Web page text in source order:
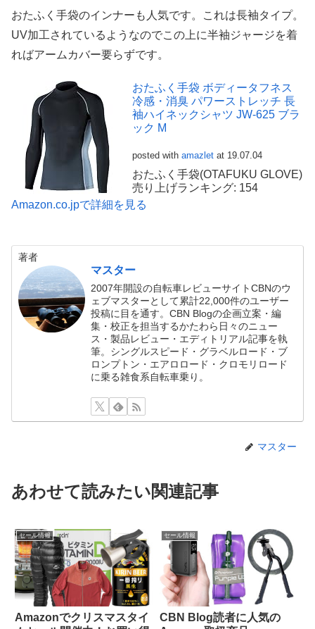
おたふく手袋のインナーも人気です。これは長袖タイプ。
UV加工されているようなのでこの上に半袖ジャージを着
ればアームカバー要らずです。
おたふく手袋 ボディータフネス
冷感・消臭 パワーストレッチ 長
袖ハイネックシャツ JW-625 ブラ
ック M
posted with amazlet at 19.07.04
おたふく手袋(OTAFUKU GLOVE)
売り上げランキング: 154
Amazon.co.jpで詳細を見る
著者
マスター
2007年開設の自転車レビューサイトCBNのウ
ェブマスターとして累計22,000件のユーザー
投稿に目を通す。CBN Blogの企画立案・編
集・校正を担当するかたわら日々のニュー
ス・製品レビュー・エディトリアル記事を執
筆。シングルスピード・グラベルロード・ブ
ロンプトン・エアロロード・クロモリロード
に乗る雑食系自転車乗り。
マスター
あわせて読みたい関連記事
セール情報
Amazonでクリスマスタイ
セール情報
CBN Blog読者に人気の